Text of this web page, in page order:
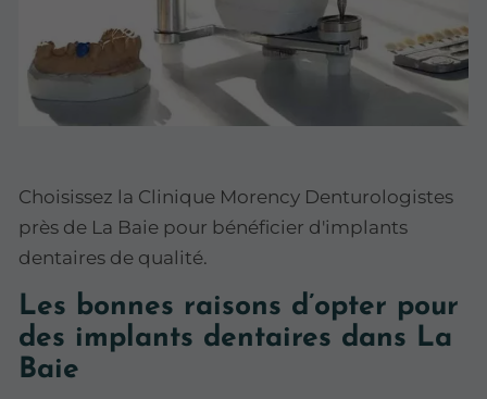
Choisissez la Clinique Morency Denturologistes
près de La Baie pour bénéficier d'implants
dentaires de qualité.
Les bonnes raisons d’opter pour
des implants dentaires dans La
Baie